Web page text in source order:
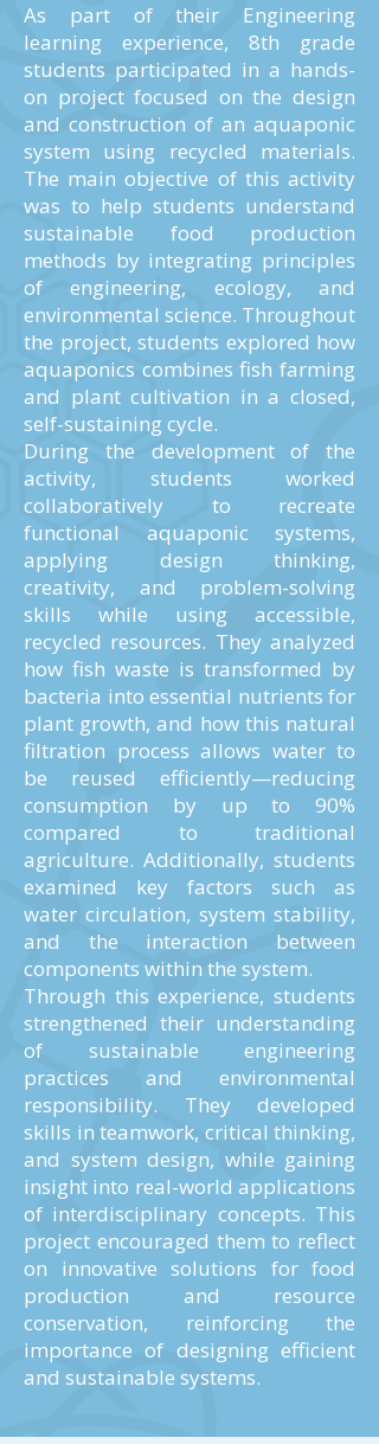
As part of their Engineering
learning experience, 8th grade
students participated in a hands-
on project focused on the design
and construction of an aquaponic
system using recycled materials.
The main objective of this activity
was to help students understand
sustainable food production
methods by integrating principles
of engineering, ecology, and
environmental science. Throughout
the project, students explored how
aquaponics combines fish farming
and plant cultivation in a closed,
self-sustaining cycle.
During the development of the
activity, students worked
collaboratively to recreate
functional aquaponic systems,
applying design thinking,
creativity, and problem-solving
skills while using accessible,
recycled resources. They analyzed
how fish waste is transformed by
bacteria into essential nutrients for
plant growth, and how this natural
filtration process allows water to
be reused efficiently—reducing
consumption by up to 90%
compared to traditional
agriculture. Additionally, students
examined key factors such as
water circulation, system stability,
and the interaction between
components within the system.
Through this experience, students
strengthened their understanding
of sustainable engineering
practices and environmental
responsibility. They developed
skills in teamwork, critical thinking,
and system design, while gaining
insight into real-world applications
of interdisciplinary concepts. This
project encouraged them to reflect
on innovative solutions for food
production and resource
conservation, reinforcing the
importance of designing efficient
and sustainable systems.